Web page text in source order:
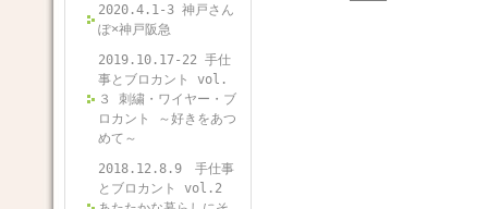
2020.4.1-3 神戸さん
ぽ×神戸阪急
2019.10.17-22 手仕
事とブロカント vol.
３ 刺繍・ワイヤー・ブ
ロカント ～好きをあつ
めて～
2018.12.8.9 手仕事
とブロカント vol.2